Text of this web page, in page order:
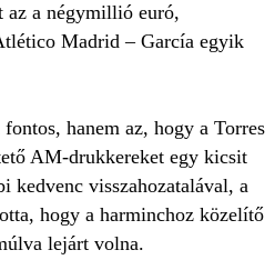
az a négymillió euró,
Madrid – García egyik
hanem az, hogy a Torres
AM-drukkereket egy kicsit
kedvenc visszahozatalával, a
hogy a harminchoz közelítő
lejárt volna.